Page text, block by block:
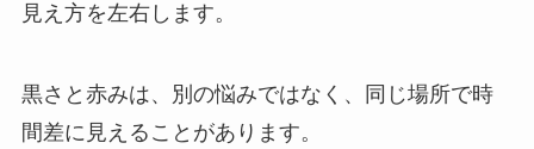
見え方を左右します。
黒さと赤みは、別の悩みではなく、同じ場所で時
間差に見えることがあります。